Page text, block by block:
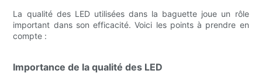
La qualité des LED utilisées dans la baguette joue un rôle
important dans son efficacité. Voici les points à prendre en
compte :
Importance de la qualité des LED